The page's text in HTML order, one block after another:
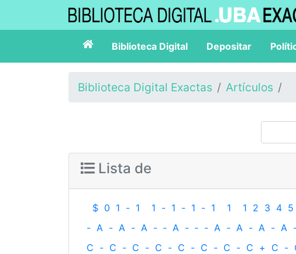
Biblioteca Digital Depositar
Biblioteca Digital Exactas Artículos
Lista de
$ 0 1 - 1 1 - 1 - 1 - 1 1 1 2 3 4 5
- A - A - A - ‐ A - ‐ - A - A - A - A
C - C - C - C - C - C - C - C + C -